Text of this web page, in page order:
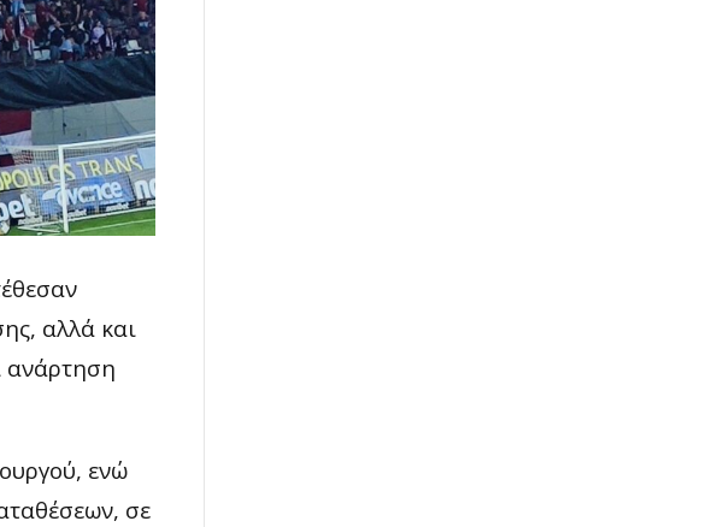
αλλά και
ανάρτηση
ενώ
σε